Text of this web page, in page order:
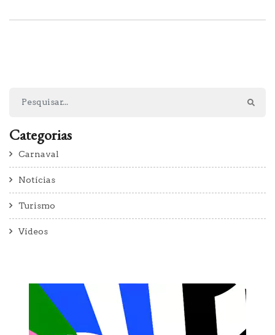
Categorias
Carnaval
Notícias
Turismo
Vídeos